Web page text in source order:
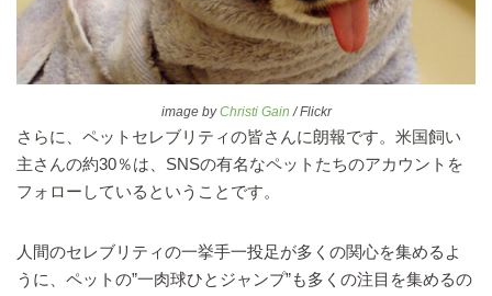
image byChristi Gain / Flickr
さらに、ペットセレブリティの皆さんに朗報です。米国飼い
主さんの約30％は、SNSの有名なペットたちのアカウントを
フォローしているということです。
人間のセレブリティの一挙手一投足が多くの関心を集めるよ
うに、ペットの”一肉球ひとジャンプ”も多くの注目を集めるの